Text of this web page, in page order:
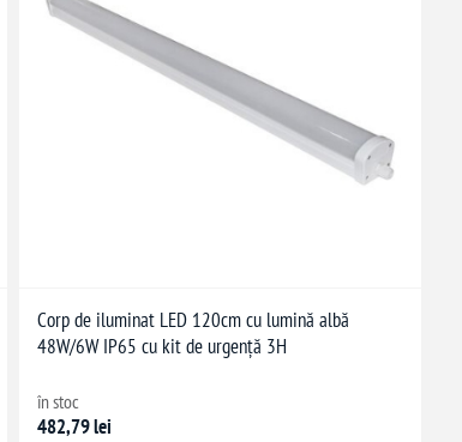
Corp de iluminat LED 120cm cu lumină albă
48W/6W IP65 cu kit de urgență 3H
în stoc
482,79 lei